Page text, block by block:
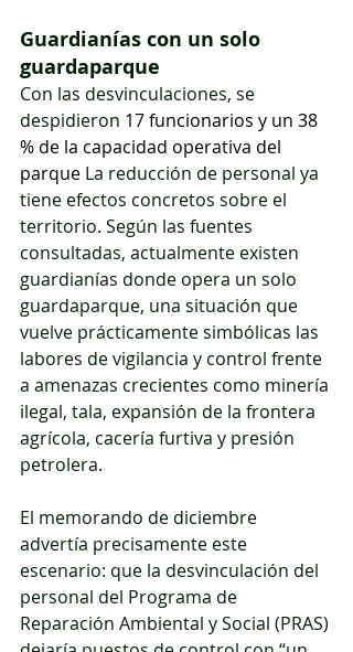
Guardianías con un solo
guardaparque
Con las desvinculaciones, se
despidieron 17 funcionarios y un 38
% de la capacidad operativa del
parque La reducción de personal ya
tiene efectos concretos sobre el
territorio. Según las fuentes
consultadas, actualmente existen
guardianías donde opera un solo
guardaparque, una situación que
vuelve prácticamente simbólicas las
labores de vigilancia y control frente
a amenazas crecientes como minería
ilegal, tala, expansión de la frontera
agrícola, cacería furtiva y presión
petrolera.
El memorando de diciembre
advertía precisamente este
escenario: que la desvinculación del
personal del Programa de
Reparación Ambiental y Social (PRAS)